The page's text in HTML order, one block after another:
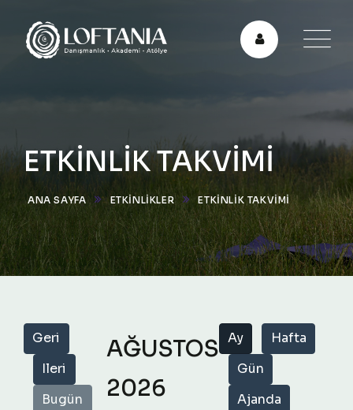
ETKİNLİK TAKVİMİ
ANA SAYFA ETKINLIKLER ETKINLIK TAKVIMI
Geri
Ileri
Bugün
AĞUSTOS
2026
Ay
Hafta
Gün
Ajanda